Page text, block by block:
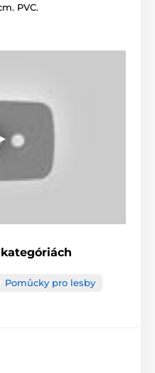
PVC.
Pomůcky pro lesby